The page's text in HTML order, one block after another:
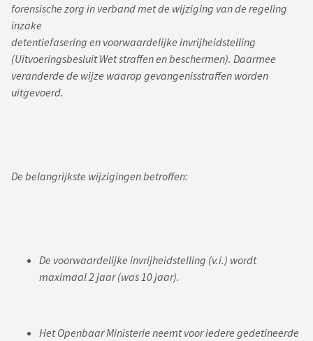
forensische zorg in verband met de wijziging van de regeling
inzake
detentiefasering en voorwaardelijke invrijheidstelling
(Uitvoeringsbesluit Wet straffen en beschermen). Daarmee
veranderde de wijze waarop gevangenisstraffen worden
uitgevoerd.
De belangrijkste wijzigingen betroffen:
De voorwaardelijke invrijheidstelling (v.i.) wordt
maximaal 2 jaar (was 10 jaar).
Het Openbaar Ministerie neemt voor iedere gedetineerde